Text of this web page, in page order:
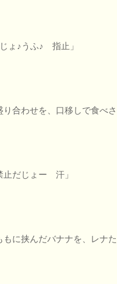
ょ♪うふ♪ 指止」
り合わせを、口移しで食べ
止だじょー 汗」
に挟んだバナナを、レナた